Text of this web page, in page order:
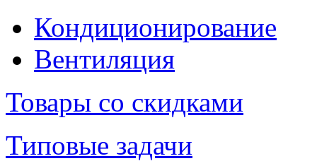
Кондиционирование
Вентиляция
Товары со скидками
Типовые задачи